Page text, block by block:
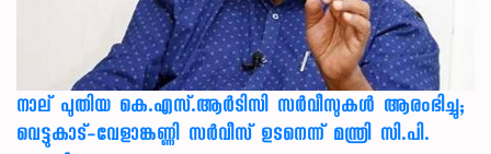
നാല് പുതിയ കെ.എസ്.ആർടിസി സർവീസുകൾ ആരംഭിച്ചു;
വെട്ടുകാട്-വേളാങ്കണ്ണി സർവീസ് ഉടനെന്ന് മന്ത്രി സി.പി.